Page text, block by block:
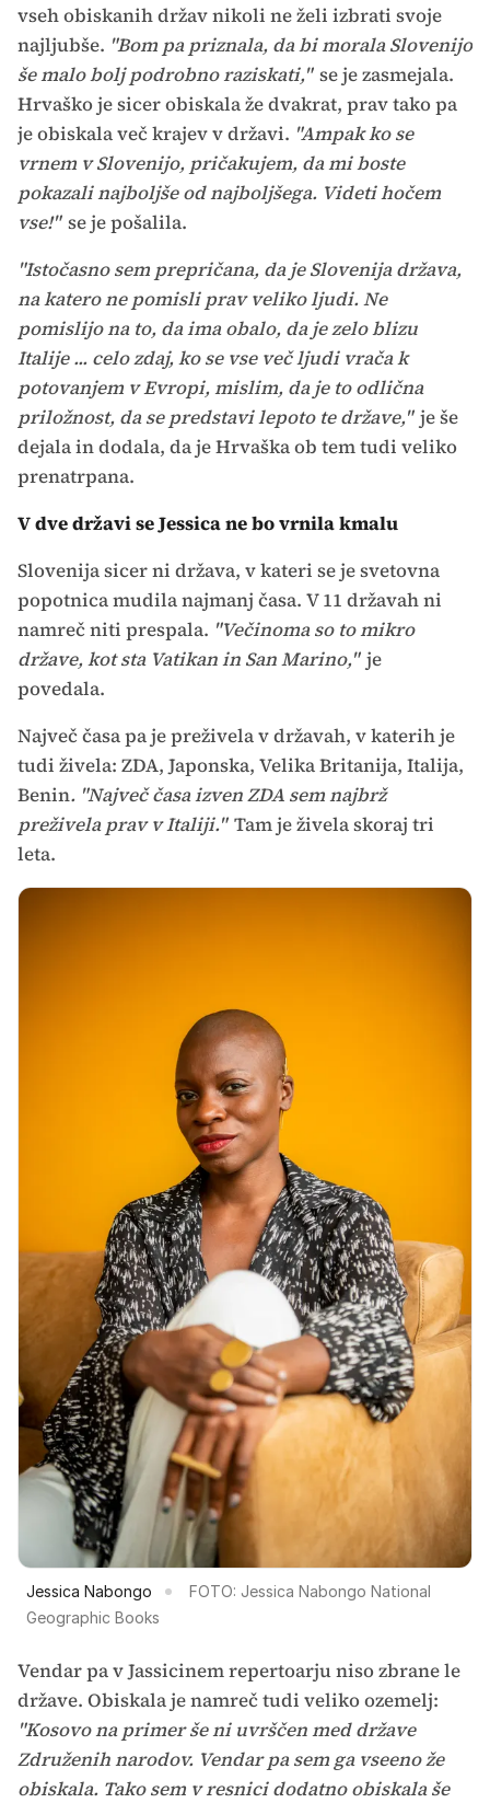
vseh obiskanih držav nikoli ne želi izbrati svoje
najljubše. "Bom pa priznala, da bi morala Slovenijo
še malo bolj podrobno raziskati," se je zasmejala.
Hrvaško je sicer obiskala že dvakrat, prav tako pa
je obiskala več krajev v državi. "Ampak ko se
vrnem v Slovenijo, pričakujem, da mi boste
pokazali najboljše od najboljšega. Videti hočem
vse!" se je pošalila.
"Istočasno sem prepričana, da je Slovenija država,
na katero ne pomisli prav veliko ljudi. Ne
pomislijo na to, da ima obalo, da je zelo blizu
Italije ... celo zdaj, ko se vse več ljudi vrača k
potovanjem v Evropi, mislim, da je to odlična
priložnost, da se predstavi lepoto te države," je še
dejala in dodala, da je Hrvaška ob tem tudi veliko
prenatrpana.
V dve državi se Jessica ne bo vrnila kmalu
Slovenija sicer ni država, v kateri se je svetovna
popotnica mudila najmanj časa. V 11 državah ni
namreč niti prespala. "Večinoma so to mikro
države, kot sta Vatikan in San Marino," je
povedala.
Največ časa pa je preživela v državah, v katerih je
tudi živela: ZDA, Japonska, Velika Britanija, Italija,
Benin. "Največ časa izven ZDA sem najbrž
preživela prav v Italiji." Tam je živela skoraj tri
leta.
Jessica Nabongo
FOTO: Jessica Nabongo National
Geographic Books
Vendar pa v Jassicinem repertoarju niso zbrane le
države. Obiskala je namreč tudi veliko ozemelj:
"Kosovo na primer še ni uvrščen med države
Združenih narodov. Vendar pa sem ga vseeno že
obiskala. Tako sem v resnici dodatno obiskala še